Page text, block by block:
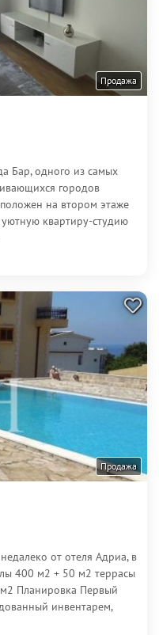
Продажа
Бар, одного из самых
городов
на втором этаже
квартиру-студию
Продажа
от отеля Адриа, в
400 м2 + 50 м2 террасы
Планировка Первый
инвентарем,